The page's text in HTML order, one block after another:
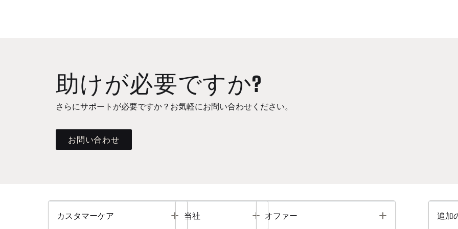
助けが必要ですか?
さらにサポートが必要ですか？お気軽にお問い合わせください。
お問い合わせ
カスタマーケア Toggle
当社 Toggle
オファー Toggle 追加